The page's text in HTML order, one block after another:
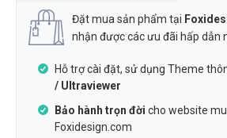
Đặt mua sản phẩm tại
nhận được các ưu đãi hấp dẫn
Hỗ trợ cài đặt, sử dụng Theme
/ Ultraviewer
Bảo hành trọn đời cho website
Foxidesign.com